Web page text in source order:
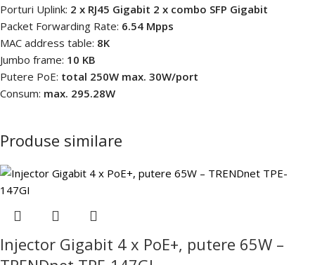
Porturi Uplink: 2 x RJ45 Gigabit 2 x combo SFP Gigabit
Packet Forwarding Rate: 6.54 Mpps
MAC address table: 8K
Jumbo frame: 10 KB
Putere PoE: total 250W max. 30W/port
Consum: max. 295.28W
Produse similare
Injector Gigabit 4 x PoE+, putere 65W –